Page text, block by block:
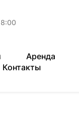
Аренда
Контакты